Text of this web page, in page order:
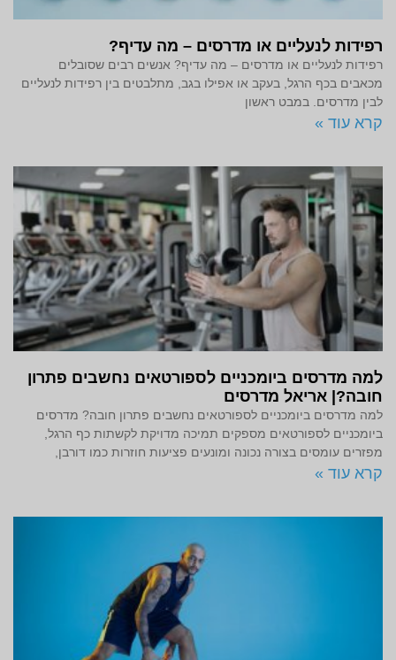
רפידות לנעליים או מדרסים – מה עדיף?
רפידות לנעליים או מדרסים – מה עדיף? אנשים רבים שסובלים
מכאבים בכף הרגל, בעקב או אפילו בגב, מתלבטים בין רפידות לנעליים
לבין מדרסים. במבט ראשון
קרא עוד »
למה מדרסים ביומכניים לספורטאים נחשבים פתרון
חובה?| אריאל מדרסים
למה מדרסים ביומכניים לספורטאים נחשבים פתרון חובה? מדרסים
ביומכניים לספורטאים מספקים תמיכה מדויקת לקשתות כף הרגל,
מפזרים עומסים בצורה נכונה ומונעים פציעות חוזרות כמו דורבן,
קרא עוד »